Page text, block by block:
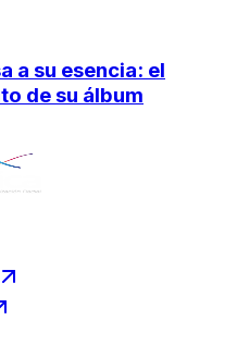
a su esencia: el
de su álbum